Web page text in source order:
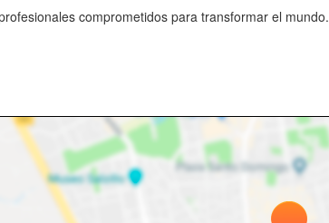
comprometidos para transformar el mundo.